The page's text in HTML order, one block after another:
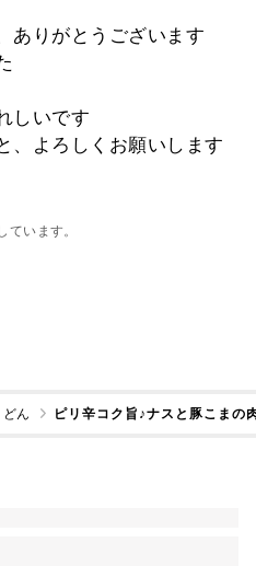
ありがとうございます
しいです
、よろしくお願いします
います。
どん ピリ辛コク旨♪ナスと豚こま